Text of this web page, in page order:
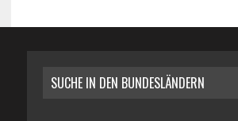
SUCHE IN DEN BUNDESLÄNDERN